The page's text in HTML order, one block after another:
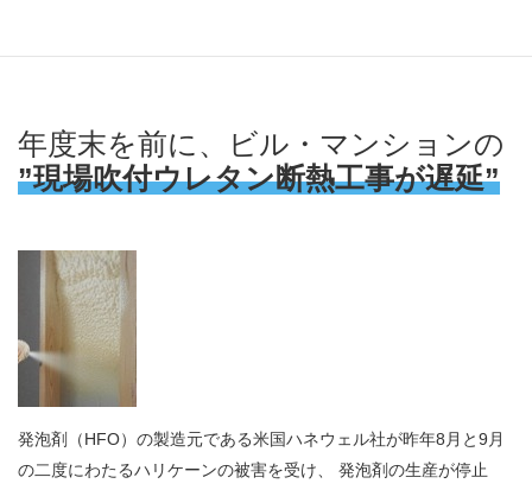
年度末を前に、ビル・マンションの
”現場吹付ウレタン断熱工事が遅延”
発泡剤（HFO）の製造元である米国ハネウェル社が昨年8月と9月
の二度にわたるハリケーンの被害を受け、 発泡剤の生産が停止